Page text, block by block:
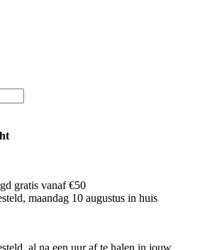
gratis vanaf €50
maandag 10 augustus in huis